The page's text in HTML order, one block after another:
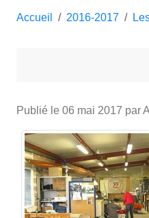
Accueil 2016-2017
Publié le 06 mai 2017 par